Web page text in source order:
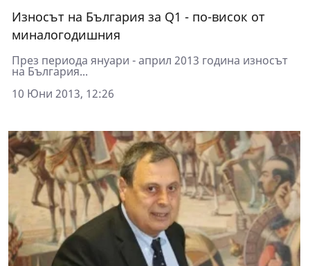
Износът на България за Q1 - по-висок от
миналогодишния
През периода януари - април 2013 година износът
на България...
10 Юни 2013, 12:26